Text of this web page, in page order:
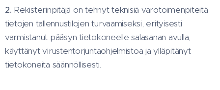
2. Rekisterinpitäjä on tehnyt teknisiä varotoimenpiteitä
tietojen tallennustilojen turvaamiseksi, erityisesti
varmistanut pääsyn tietokoneelle salasanan avulla,
käyttänyt virustentorjuntaohjelmistoa ja ylläpitänyt
tietokoneita säännöllisesti.